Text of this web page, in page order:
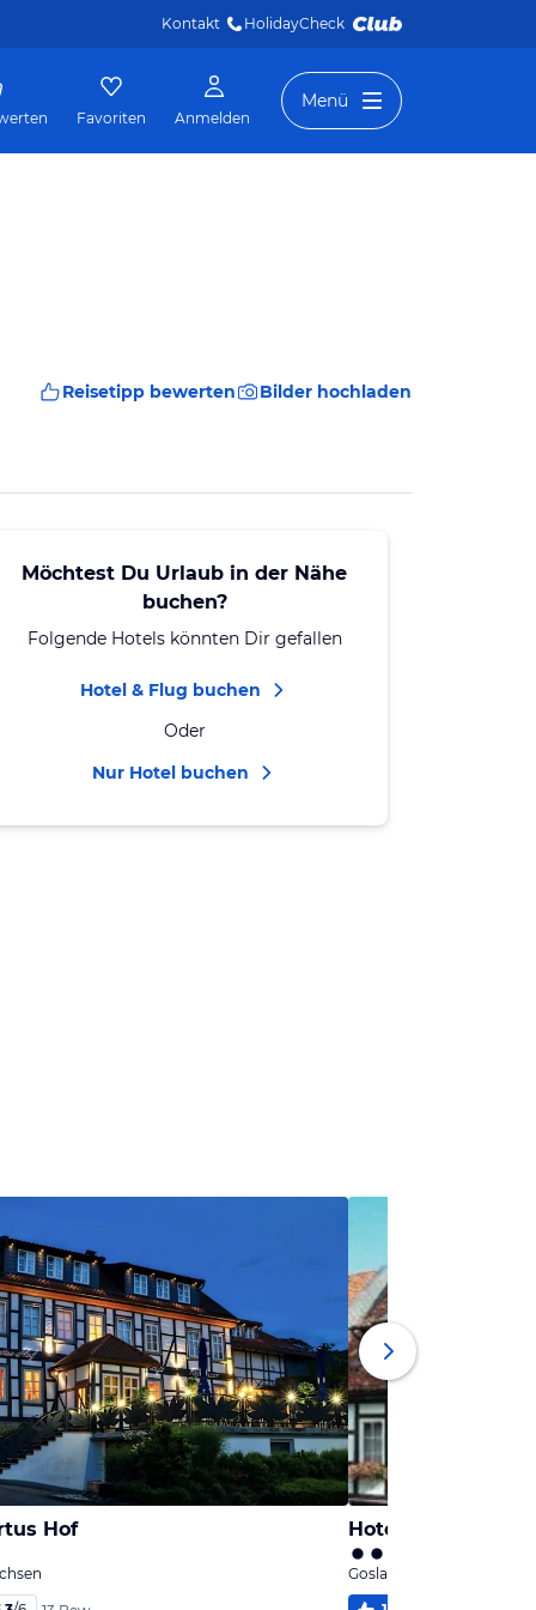
Kontakt HolidayCheck
Favoriten Anmelden
Menü
Reisetipp bewerten Bilder hochladen
Möchtest Du Urlaub in der Nähe
buchen?
Folgende Hotels könnten Dir gefallen
Hotel & Flug buchen
Oder
Nur Hotel buchen
Hof Hotel Zur Börse
Goslar, Niedersachsen